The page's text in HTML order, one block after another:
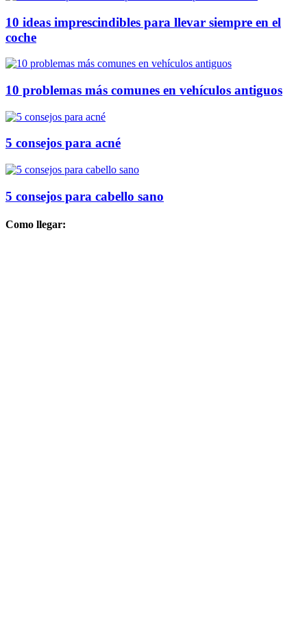
10 ideas imprescindibles para llevar siempre en el
coche
10 problemas más comunes en vehículos antiguos
5 consejos para acné
5 consejos para cabello sano
Como llegar: